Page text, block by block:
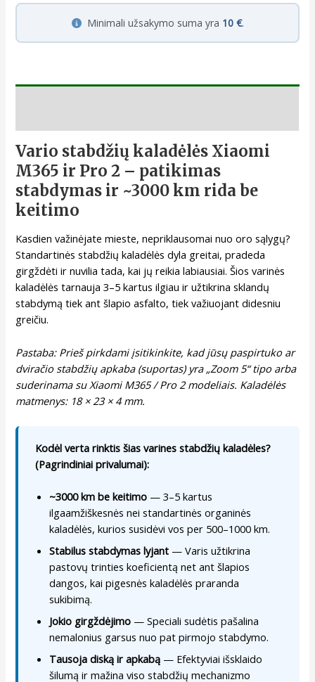
Minimali užsakymo suma yra 10 €.
Vario stabdžių kaladėlės Xiaomi
M365 ir Pro 2 – patikimas
stabdymas ir ~3000 km rida be
keitimo
Kasdien važinėjate mieste, nepriklausomai nuo oro sąlygų?
Standartinės stabdžių kaladėlės dyla greitai, pradeda
girgždėti ir nuvilia tada, kai jų reikia labiausiai. Šios varinės
kaladėlės tarnauja 3–5 kartus ilgiau ir užtikrina sklandų
stabdymą tiek ant šlapio asfalto, tiek važiuojant didesniu
greičiu.
Pastaba: Prieš pirkdami įsitikinkite, kad jūsų paspirtuko ar
dviračio stabdžių apkaba (suportas) yra „Zoom 5“ tipo arba
suderinama su Xiaomi M365 / Pro 2 modeliais. Kaladėlės
matmenys: 18 × 23 × 4 mm.
Kodėl verta rinktis šias varines stabdžių kaladėles?
(Pagrindiniai privalumai):
~3000 km be keitimo — 3–5 kartus
ilgaamžiškesnės nei standartinės organinės
kaladėlės, kurios susidėvi vos per 500–1000 km.
Stabilus stabdymas lyjant — Varis užtikrina
pastovų trinties koeficientą net ant šlapios
dangos, kai pigesnės kaladėlės praranda
sukibimą.
Jokio girgždėjimo — Speciali sudėtis pašalina
nemalonius garsus nuo pat pirmojo stabdymo.
Tausoja diską ir apkabą — Efektyviai išsklaido
šilumą ir mažina viso stabdžių mechanizmo